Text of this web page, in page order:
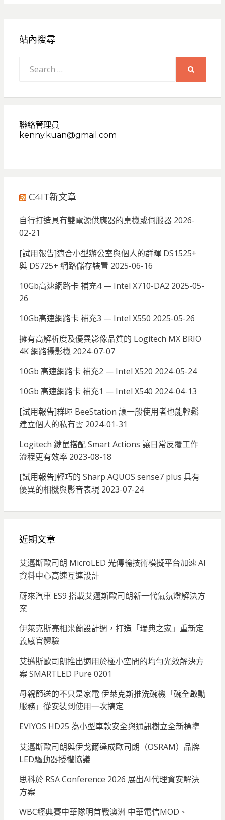
站內搜尋
for:
聯絡管理員
kenny.kuan@gmail.com
C4IT新文章
自行打造具有雙電源供應器的桌機或伺服器 2026-
02-21
[試用報告]適合小型辦公室與個人的群暉 DS1525+
與 DS725+ 網路儲存裝置 2025-06-16
10Gb高速網路卡 補充4 — Intel X710-DA2 2025-05-
26
10Gb高速網路卡 補充3 — Intel X550 2025-05-26
擁有高解析度及優異影像品質的 Logitech MX BRIO
4K 網路攝影機 2024-07-07
10Gb 高速網路卡 補充2 — Intel X520 2024-05-24
10Gb 高速網路卡 補充1 — Intel X540 2024-04-13
[試用報告]群暉 BeeStation 讓一般使用者也能輕鬆
建立個人的私有雲 2024-01-31
Logitech 鍵鼠搭配 Smart Actions 讓日常反覆工作
流程更有效率 2023-08-18
[試用報告]輕巧的 Sharp AQUOS sense7 plus 具有
優異的相機與影音表現 2023-07-24
近期文章
艾邁斯歐司朗 MicroLED 光傳輸技術模擬平台加速 AI
資料中心高速互連設計
蔚來汽車 ES9 搭載艾邁斯歐司朗新一代氣氛燈解決方
案
伊萊克斯亮相米蘭設計週，打造「瑞典之家」重新定
義感官體驗
艾邁斯歐司朗推出適用於極小空間的均勻光效解決方
案 SMARTLED Pure 0201
母親節送的不只是家電 伊萊克斯推洗碗機「碗全啟動
服務」從安裝到使用一次搞定
EVIYOS HD25 為小型車款安全與通訊樹立全新標準
艾邁斯歐司朗與伊戈爾達成歐司朗（OSRAM）品牌
LED驅動器授權協議
思科於 RSA Conference 2026 展出AI代理資安解決
方案
WBC經典賽中華隊明首戰澳洲 中華電信MOD、